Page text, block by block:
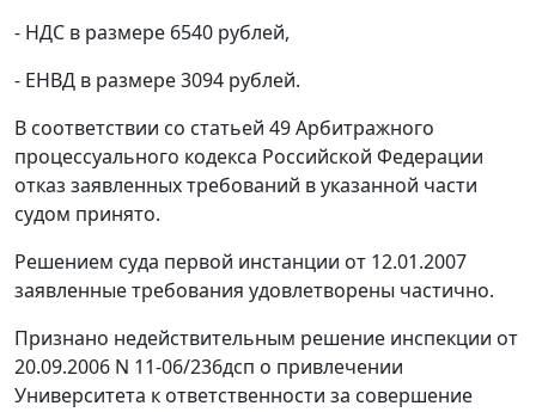
- НДС в размере 6540 рублей,
- ЕНВД в размере 3094 рублей.
В соответствии со статьей 49Арбитражного
процессуального кодекса Российской Федерации
отказ заявленных требований в указанной части
судом принято.
Решением суда первой инстанции от 12.01.2007
заявленные требования удовлетворены частично.
Признано недействительным решение инспекции от
20.09.2006 N 11-06/236дсп о привлечении
Университета к ответственности за совершение